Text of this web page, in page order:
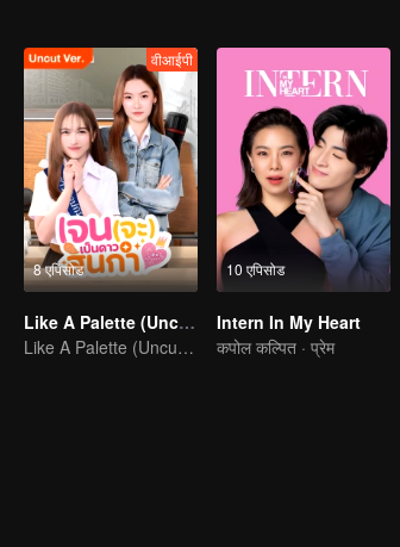
8 एपिसोड
वीआईपी
Like A Palette (Uncut Ver.)
Like A Palette (Uncut Ver.)
10 एपिसोड
Intern In My Heart
कपोल कल्पित · प्रेम